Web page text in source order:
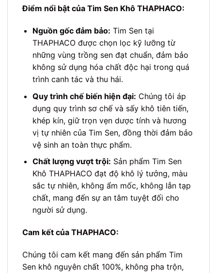
Điểm nổi bật của Tim Sen Khô THAPHACO:
Nguồn gốc đảm bảo: Tim Sen tại
THAPHACO được chọn lọc kỹ lưỡng từ
những vùng trồng sen đạt chuẩn, đảm bảo
không sử dụng hóa chất độc hại trong quá
trình canh tác và thu hái.
Quy trình chế biến hiện đại: Chúng tôi áp
dụng quy trình sơ chế và sấy khô tiên tiến,
khép kín, giữ trọn vẹn dược tính và hương
vị tự nhiên của Tim Sen, đồng thời đảm bảo
vệ sinh an toàn thực phẩm.
Chất lượng vượt trội: Sản phẩm Tim Sen
Khô THAPHACO đạt độ khô lý tưởng, màu
sắc tự nhiên, không ẩm mốc, không lẫn tạp
chất, mang đến sự an tâm tuyệt đối cho
người sử dụng.
Cam kết của THAPHACO:
Chúng tôi cam kết mang đến sản phẩm Tim
Sen khô nguyên chất 100%, không pha trộn,